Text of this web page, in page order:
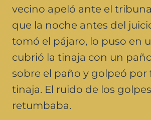
vecino apeló ante el
que la noche antes del
tomó el pájaro, lo puso en
cubrió la tinaja con un
sobre el paño y golpeó por
tinaja. El ruido de los
retumbaba.